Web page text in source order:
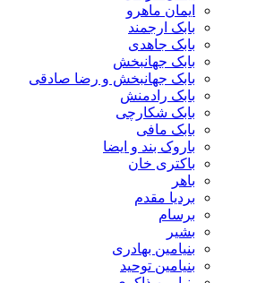
ایمان ماهرو
بابک ارجمند
بابک جاهدی
بابک جهانبخش
بابک جهانبخش و رضا صادقی
بابک رادمنش
بابک شکارچی
بابک مافی
باروک بند و ایضا
باکتری خان
باهر
بردیا مقدم
برسام
بشیر
بنیامین بهادری
بنیامین توحید